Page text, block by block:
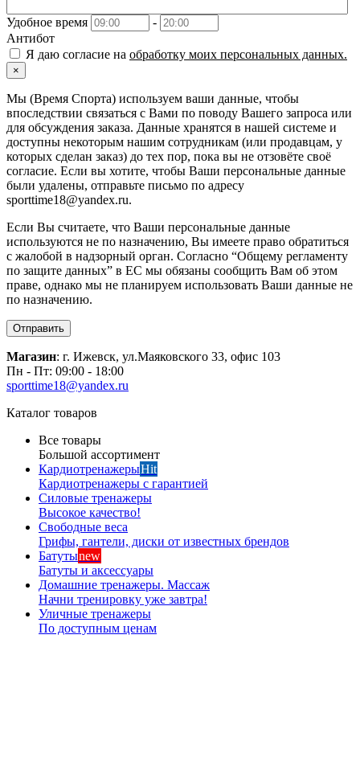
Удобное время
-
Антибот
Я даю согласие на обработку моих персональных данных.
×
Мы (Время Спорта) используем ваши данные, чтобы
впоследствии связаться с Вами по поводу Вашего запроса или
для обсуждения заказа. Данные хранятся в нашей системе и
доступны некоторым нашим сотрудникам (или продавцам, у
которых сделан заказ) до тех пор, пока вы не отзовёте своё
согласие. Если вы хотите, чтобы Ваши персональные данные
были удалены, отправьте письмо по адресу
sporttime18@yandex.ru.
Если Вы считаете, что Ваши персональные данные
используются не по назначению, Вы имеете право обратиться
с жалобой в надзорный орган. Согласно “Общему регламенту
по защите данных” в ЕС мы обязаны сообщить Вам об этом
праве, однако мы не планируем использовать Ваши данные не
по назначению.
Отправить
Магазин: г. Ижевск, ул.Маяковского 33, офис 103
Пн - Пт: 09:00 - 18:00
sporttime18@yandex.ru
Каталог товаров
Все товары
Большой ассортимент
КардиотренажерыHit
Кардиотренажеры с гарантией
Силовые тренажеры
Высокое качество!
Свободные веса
Грифы, гантели, диски от известных брендов
Батутыnew
Батуты и аксессуары
Домашние тренажеры. Массаж
Начни тренировку уже завтра!
Уличные тренажеры
По доступным ценам